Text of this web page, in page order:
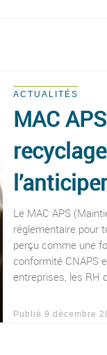
ACTUALITÉS
MAC
Le MAC APS
réglementaire pour
perçu comme une
conformité CNAPS
entreprises, les RH
Publié 9 décembre